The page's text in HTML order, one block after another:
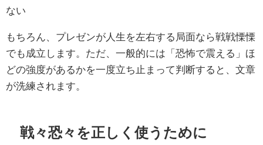
ない
もちろん、プレゼンが人生を左右する局面なら戦戦慄慄
でも成立します。ただ、一般的には「恐怖で震える」ほ
どの強度があるかを一度立ち止まって判断すると、文章
が洗練されます。
戦々恐々を正しく使うために